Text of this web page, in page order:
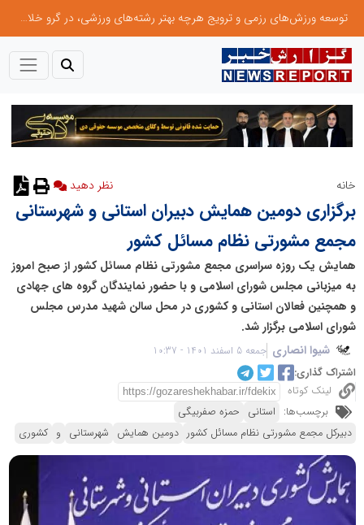
توسعه ورزش‌های رزمی و ترویج هرچه بهتر رشته‌های ورزشی، در گرو خلاقیت و نوآوری است
خانه
برگزاری دومین همایش دبیران استانی و شهرستانی
مجمع مشورتی نظام مسائل کشور
همایش یک روزه سراسری مجمع مشورتی نظام مسائل کشور از صبح امروز
به میزبانی مجلس شورای اسلامی و با حضور نمایندگان گروه های جهادی
و همچنین فعالان استانی و کشوری در محل سالن شهید مدرس مجلس
شورای اسلامی برگزار شد.
شیوا انصاری جمعه 5 اسفند 1401 - 10:37
اشتراک گذاری:
لینک کوتاه
برچسب‌ها: استانی حمزه صفربیگی
دبیرکل مجمع مشورتی نظام مسائل کشور دومین همایش شهرستانی و کشوری